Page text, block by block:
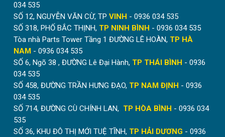
034 535
SỐ 12, NGUYỄN VĂN CỪ, TP VINH - 0936 034 535
SỐ 318, PHỐ BẮC THỊNH, TP NINH BÌNH - 0936 034 535
Tòa nhà Parts Tower Tầng 1 ĐƯỜNG LÊ HOÀN, TP HÀ
NAM - 0936 034 535
SỐ 6, Ngõ 38 , ĐƯỜNG Lê Đại Hành, TP THÁI BÌNH - 0936
034 535
SỐ 458, ĐƯỜNG TRẦN HƯNG ĐẠO, TP NAM ĐỊNH - 0936
034 535
SỐ 714, ĐƯỜNG CÙ CHÍNH LAN, TP HÒA BÌNH - 0936 034
535
SỐ 36, KHU ĐÔ THỊ MỚI TUỆ TĨNH, TP HẢI DƯƠNG - 0936